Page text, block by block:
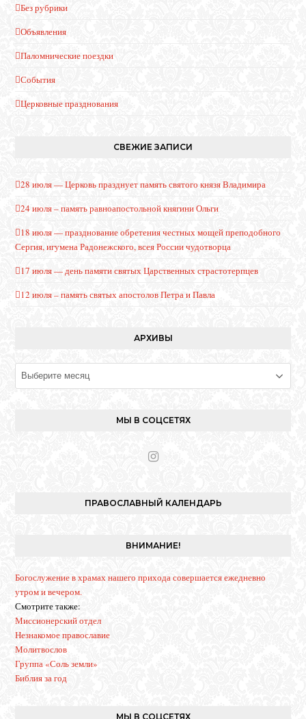
Без рубрики
Объявления
Паломнические поездки
События
Церковные празднования
СВЕЖИЕ ЗАПИСИ
28 июля — Церковь празднует память святого князя Владимира
24 июля – память равноапостольной княгини Ольги
18 июля — празднование обретения честных мощей преподобного
Сергия, игумена Радонежского, всея России чудотворца
17 июля — день памяти святых Царственных страстотерпцев
12 июля – память святых апостолов Петра и Павла
АРХИВЫ
Архивы
МЫ В СОЦСЕТЯХ
I
t
a
ПРАВОСЛАВНЫЙ КАЛЕНДАРЬ
ВНИМАНИЕ!
Богослужение в храмах нашего прихода совершается ежедневно
утром и вечером.
Смотрите также:
Миссионерский отдел
Незнакомое православие
Молитвослов
Группа «Соль земли»
Библия за год
МЫ В СОЦСЕТЯХ